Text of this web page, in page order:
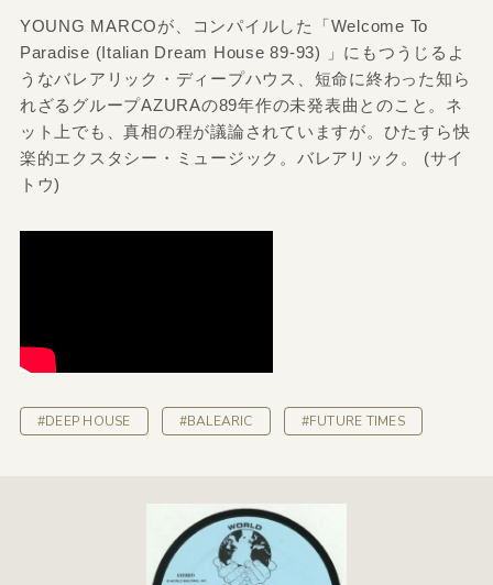
YOUNG MARCOが、コンパイルした「Welcome To
Paradise (Italian Dream House 89-93) 」にもつうじるよ
うなバレアリック・ディープハウス、短命に終わった知ら
れざるグループAZURAの89年作の未発表曲とのこと。ネ
ット上でも、真相の程が議論されていますが。ひたすら快
楽的エクスタシー・ミュージック。バレアリック。 (サイ
トウ)
#DEEP HOUSE #BALEARIC #FUTURE TIMES